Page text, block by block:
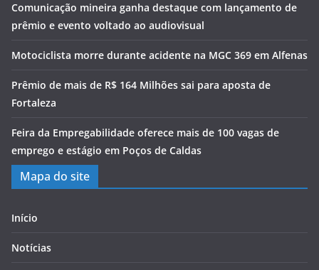
Comunicação mineira ganha destaque com lançamento de
prêmio e evento voltado ao audiovisual
Motociclista morre durante acidente na MGC 369 em Alfenas
Prêmio de mais de R$ 164 Milhões sai para aposta de
Fortaleza
Feira da Empregabilidade oferece mais de 100 vagas de
emprego e estágio em Poços de Caldas
Mapa do site
Início
Notícias